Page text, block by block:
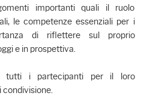
importanti quali il ruolo
le competenze essenziali per i
di riflettere sul proprio
e in prospettiva.
tutti i partecipanti per il loro
condivisione.